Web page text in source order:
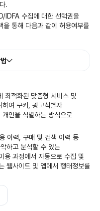
.
IDFA 수집에 대한 선택권을
을 통해 다음과 같이 허용여부를
최적화된 맞춤형 서비스 및
여 쿠키, 광고식별자
인을 식별하는 방식으로
이력, 구매 및 검색 이력 등
하고 분석할 수 있는
용 과정에서 자동으로 수집 및
웹사이트 및 앱에서 행태정보를